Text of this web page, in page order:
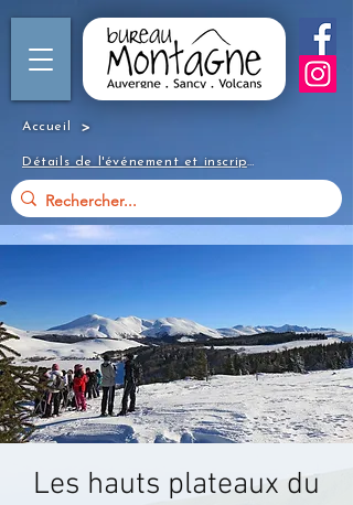
Accueil >
Détails de l'événement et inscription
Les hauts plateaux du